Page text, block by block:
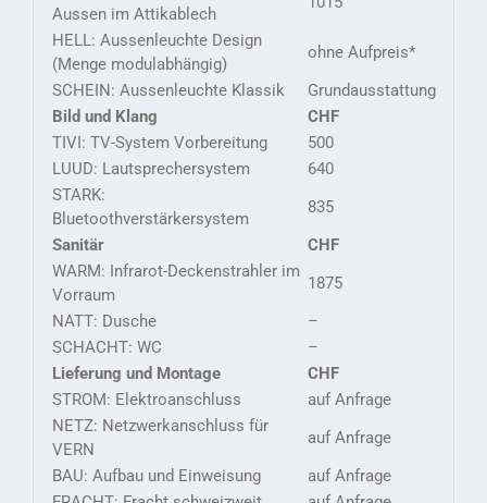
Aussen im Attikablech
HELL: Aussenleuchte Design
(Menge modulabhängig)
ohne Aufpreis*
SCHEIN: Aussenleuchte Klassik
Grundausstattung
Bild und Klang
CHF
TIVI: TV-System Vorbereitung
500
LUUD: Lautsprechersystem
640
STARK:
Bluetoothverstärkersystem
835
Sanitär
CHF
WARM: Infrarot-Deckenstrahler im
Vorraum
1875
NATT: Dusche
–
SCHACHT: WC
–
Lieferung und Montage
CHF
STROM: Elektroanschluss
auf Anfrage
NETZ: Netzwerkanschluss für
VERN
auf Anfrage
BAU: Aufbau und Einweisung
auf Anfrage